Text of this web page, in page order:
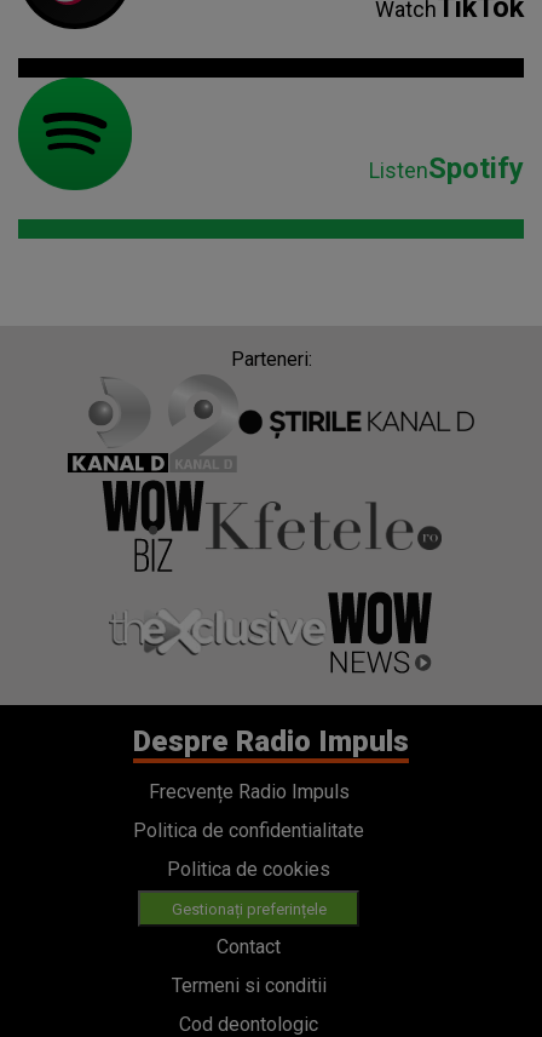
Watch
ListenSpotify
Parteneri:
Despre Radio Impuls
Frecvențe Radio Impuls
Politica de confidentialitate
Politica de cookies
Gestionați preferințele
Contact
Termeni si conditii
Cod deontologic